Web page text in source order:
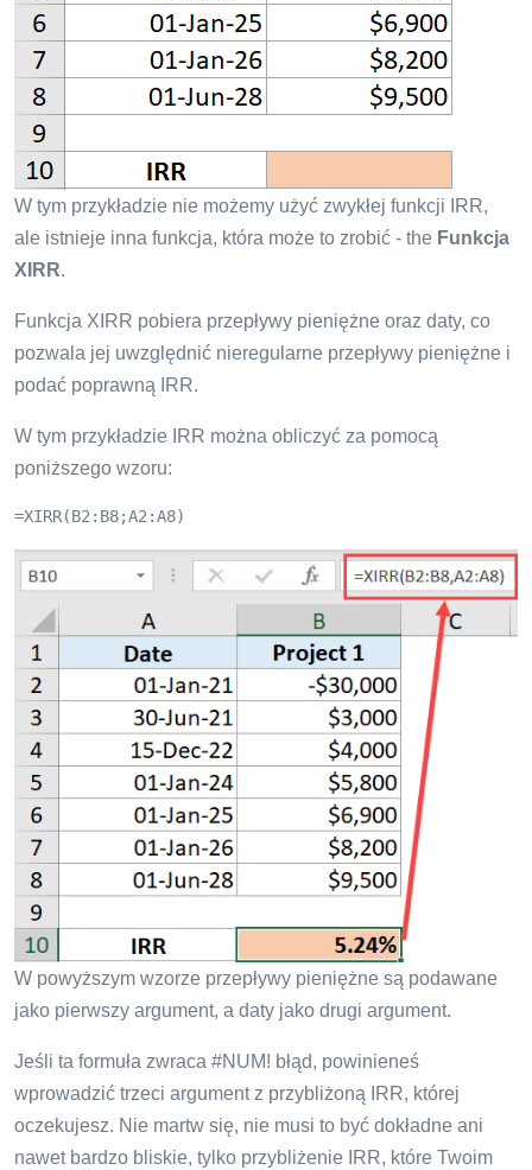
W tym przykładzie nie możemy użyć zwykłej funkcji IRR,
ale istnieje inna funkcja, która może to zrobić - the Funkcja
XIRR.
Funkcja XIRR pobiera przepływy pieniężne oraz daty, co
pozwala jej uwzględnić nieregularne przepływy pieniężne i
podać poprawną IRR.
W tym przykładzie IRR można obliczyć za pomocą
poniższego wzoru:
=XIRR(B2:B8;A2:A8)
W powyższym wzorze przepływy pieniężne są podawane
jako pierwszy argument, a daty jako drugi argument.
Jeśli ta formuła zwraca #NUM! błąd, powinieneś
wprowadzić trzeci argument z przybliżoną IRR, której
oczekujesz. Nie martw się, nie musi to być dokładne ani
nawet bardzo bliskie, tylko przybliżenie IRR, które Twoim